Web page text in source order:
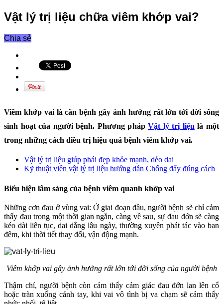
Vật lý trị liệu chữa viêm khớp vai?
Chia sẻ
Viêm khớp vai là căn bệnh gây ảnh hưởng rất lớn tới đời sống
sinh hoạt của người bệnh. Phương phápVật lý trị liệu là một
trong những cách điều trị hiệu quả bệnh viêm khớp vai.
Vật lý trị liệu giúp phái đẹp khỏe mạnh, dẻo dai
Kỹ thuật viên vật lý trị liệu hướng dẫn Chống đẩy đúng cách
Biểu hiện lâm sàng của bệnh viêm quanh khớp vai
Những cơn đau ở vùng vai: Ở giai đoạn đầu, người bệnh sẽ chỉ cảm
thấy đau trong một thời gian ngắn, càng về sau, sự đau đớn sẽ càng
kéo dài liên tục, dai dẳng lâu ngày, thường xuyên phát tác vào ban
đêm, khi thời tiết thay đổi, vận động mạnh.
Viêm khớp vai gây ảnh hưởng rất lớn tới đời sống của người bệnh
Thậm chí, người bệnh còn cảm thấy cảm giác đau đớn lan lên cổ
hoặc tràn xuống cánh tay, khi vai vô tình bị va chạm sẽ cảm thấy